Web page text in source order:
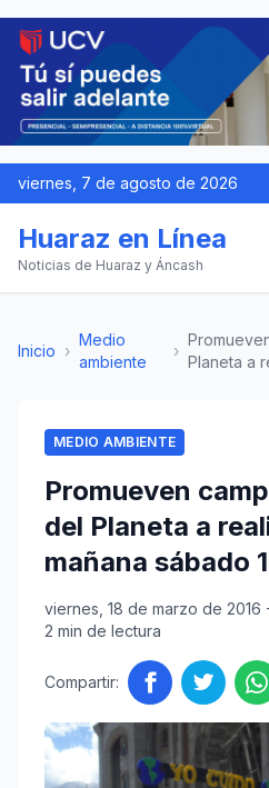
viernes, 7 de agosto de 2026
Huaraz en Línea
Noticias de Huaraz y Áncash
Inicio ›
Medio
ambiente
›
Planeta a
MEDIO AMBIENTE
Promueven
del Planeta a
mañana sábado
viernes, 18 de marzo de 2016
2 min de lectura
Compartir: